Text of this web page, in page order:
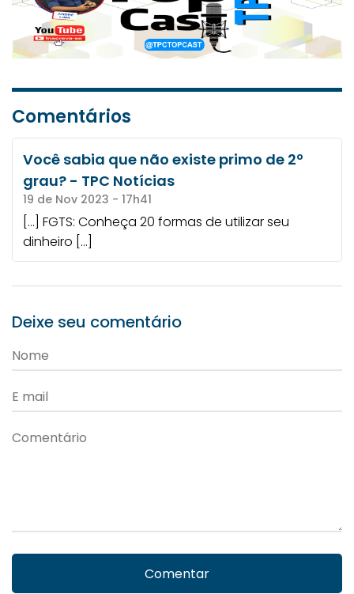
Comentários
Você sabia que não existe primo de 2º
grau? - TPC Notícias
19 de Nov 2023 - 17h41
[…] FGTS: Conheça 20 formas de utilizar seu
dinheiro […]
Deixe seu comentário
Comentar